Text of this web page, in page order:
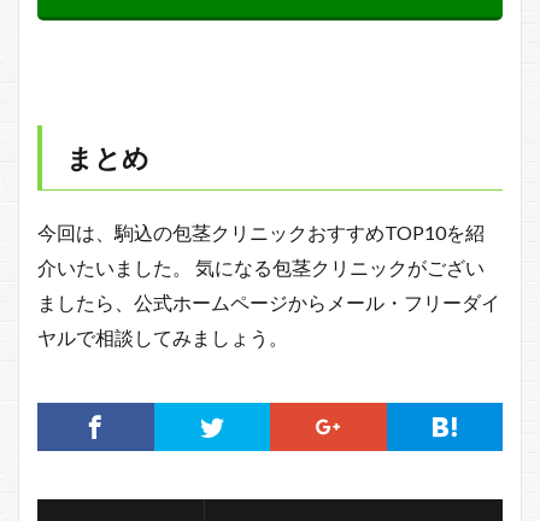
まとめ
今回は、駒込の包茎クリニックおすすめTOP10を紹
介いたいました。 気になる包茎クリニックがござい
ましたら、公式ホームページからメール・フリーダイ
ヤルで相談してみましょう。